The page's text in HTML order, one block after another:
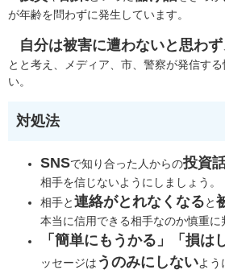
が年齢を問わずに発生しています。
自分は被害に遭わないと思わず
とと考え、メディア、市、警察が発信す
い。
対処法
SNSで知り合った人からの投資
相手を信じないようにしましょう。
相手と連絡がとれなくなると
本当に信用できる相手なのか慎重に
「簡単にもうかる」「損は
ッセージは うのみにしないよう